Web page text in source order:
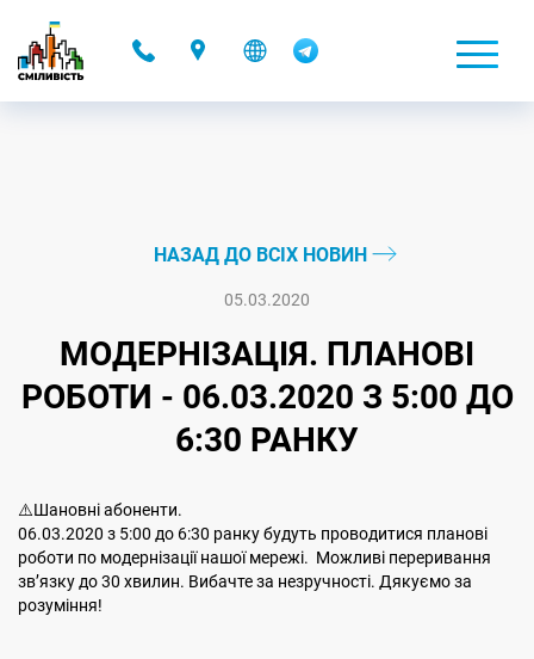
НАЗАД ДО ВСІХ НОВИН
05.03.2020
МОДЕРНІЗАЦІЯ. ПЛАНОВІ
РОБОТИ - 06.03.2020 З 5:00 ДО
6:30 РАНКУ
⚠️Шановні абоненти.
06.03.2020 з 5:00 до 6:30 ранку будуть проводитися планові
роботи по модернізації нашої мережі. Можливі переривання
звʼязку до 30 хвилин. Вибачте за незручності. Дякуємо за
розуміння!